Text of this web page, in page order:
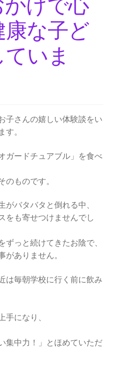
な子ど
いま
子さんの嬉しい体験談をい
。
ガードチュアブル」を食べ
ものです。
バタバタと倒れる中、
をも寄せつけませんでし
ずっと続けてきたお陰で、
がありません。
は毎朝学校に行く前に飲み
になり、
集中力！」とほめていただ